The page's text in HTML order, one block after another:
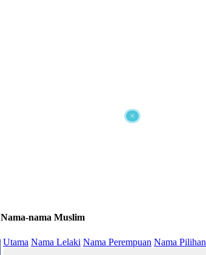
×
Nama-nama Muslim
Utama Nama Lelaki Nama Perempuan Nama Pilihan